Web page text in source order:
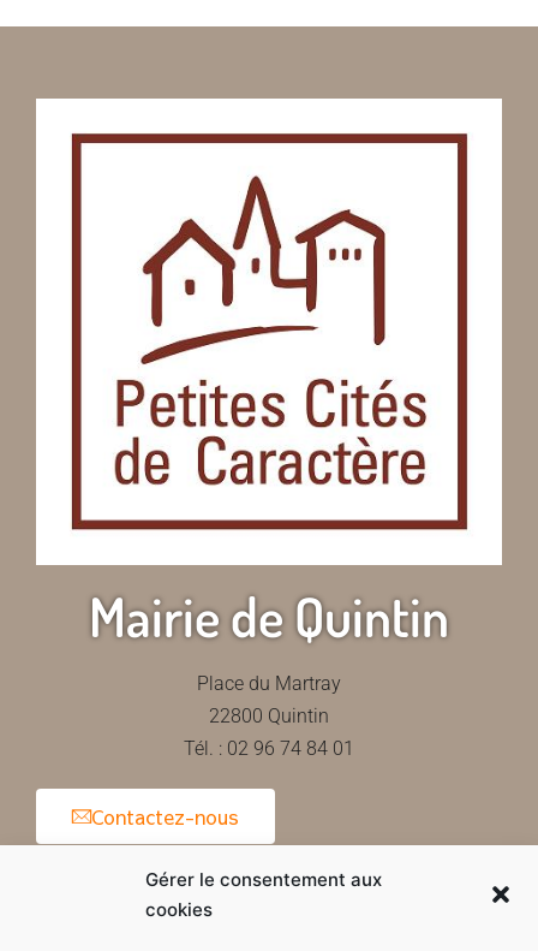
Gérer le consentement aux
cookies
Mairie de Quintin
Place du Martray
22800 Quintin
Tél. : 02 96 74 84 01
Contactez-nous